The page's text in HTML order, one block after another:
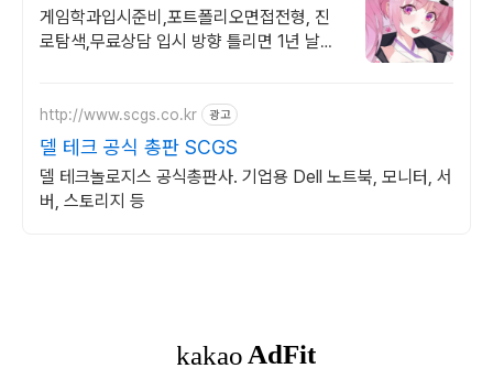
게임학과 입시반 상담
게임학과입시준비,포트폴리오면접전형, 진
로탐색,무료상담 입시 방향 틀리면 1년 날립
http://www.scgs.co.kr 광고
델 테크 공식 총판 SCGS
델 테크놀로지스 공식총판사. 기업용 Dell 노트북, 모니터, 서
버, 스토리지 등